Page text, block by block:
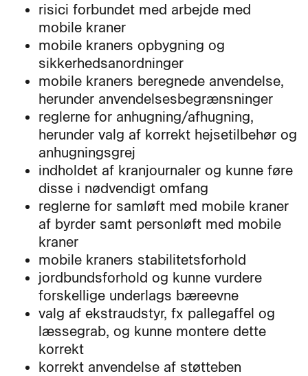
risici forbundet med arbejde med
mobile kraner
mobile kraners opbygning og
sikkerhedsanordninger
mobile kraners beregnede anvendelse,
herunder anvendelsesbegrænsninger
reglerne for anhugning/afhugning,
herunder valg af korrekt hejsetilbehør og
anhugningsgrej
indholdet af kranjournaler og kunne føre
disse i nødvendigt omfang
reglerne for samløft med mobile kraner
af byrder samt personløft med mobile
kraner
mobile kraners stabilitetsforhold
jordbundsforhold og kunne vurdere
forskellige underlags bæreevne
valg af ekstraudstyr, fx pallegaffel og
læssegrab, og kunne montere dette
korrekt
korrekt anvendelse af støtteben